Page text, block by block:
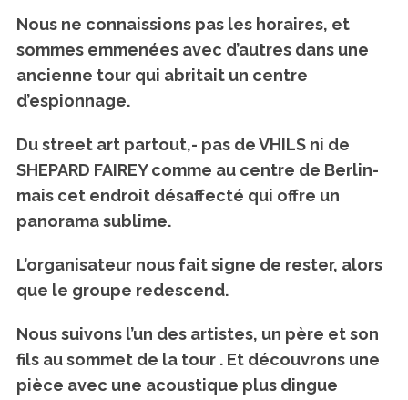
Nous ne connaissions pas les horaires, et
sommes emmenées avec d’autres dans une
ancienne tour qui abritait un centre
d’espionnage.
Du street art partout,- pas de VHILS ni de
SHEPARD FAIREY comme au centre de Berlin-
mais cet endroit désaffecté qui offre un
panorama sublime.
L’organisateur nous fait signe de rester, alors
que le groupe redescend.
Nous suivons l’un des artistes, un père et son
fils au sommet de la tour . Et découvrons une
pièce avec une acoustique plus dingue